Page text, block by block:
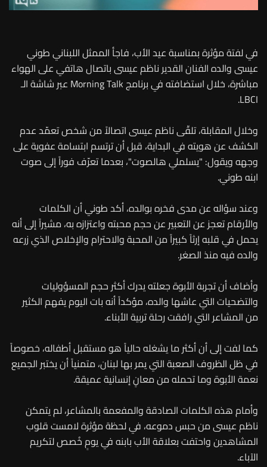
في لفتة مؤثرة بمناسبة عيد الأب، فاجأ الممثل اللبناني طوني
عيسى والده الفنان القدير ناظم عيسى باتصال هاتفي على الهواء
مباشرة، خلال استضافته في برنامج Morning Talk عبر شاشة الـ
LBCI.
وخلال المقابلة، تلقّى ناظم عيسى اتصالاً من شخص تعمّد عدم
الكشف عن هويته في البداية، قبل أن ترتسم ابتسامة عفوية على
وجهه ويقول: "يسلملي هالصوت"، بعدما تعرّف فوراً إلى صوت
ابنه طوني.
وعند سؤاله عن مدى فخره بوالده، أكد طوني أن الكلمات
والأرقام تعجز عن التعبير عن حجم محبته واعتزازه به، مشيراً إلى أنه
يحمل في قلبه إرثاً كبيراً من المحبة والاحترام والإخلاص الذي زرعه
والده فيه منذ الصغر.
وأضاف أن تجربة الأبوة جعلته يدرك أكثر حجم المسؤوليات
والتضحيات التي عاشها والده، مؤكداً أنه بات اليوم يفهم الكثير
من المشاعر التي رافقت رحلة تربية الأبناء.
كما لفت إلى أن أكثر ما يشغله حالياً هو مستقبل أطفاله، خصوصاً
في ظل الظروف الصعبة التي يمر بها لبنان، متمنياً أن يختبر الجميع
نعمة الأبوة وما تحمله من معانٍ إنسانية عميقة.
وأمام هذه الكلمات الصادقة والمفعمة بالمشاعر، لم يتمكن
ناظم عيسى من حبس دموعه، في لحظة مؤثرة لامست قلوب
المشاهدين واحتفت بعلاقة الأب بابنه في يومٍ خُصص لتكريم
الآباء.